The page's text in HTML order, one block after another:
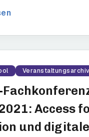
Veranstaltungsarchiv
Access
und digitale